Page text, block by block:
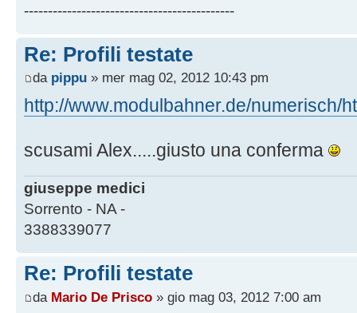
--------------------------------------------
Re: Profili testate
da pippu » mer mag 02, 2012 10:43 pm
http://www.modulbahner.de/numerisch/
scusami Alex.....giusto una conferma
giuseppe medici
Sorrento - NA -
3388339077
Re: Profili testate
da Mario De Prisco » gio mag 03, 2012 7:00 am